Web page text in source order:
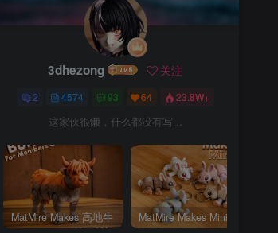
3dhezong 关注
2 4574 93 64 23.8W+
这家伙很懒，什么都没有写...
MatMire Makes 高地牛